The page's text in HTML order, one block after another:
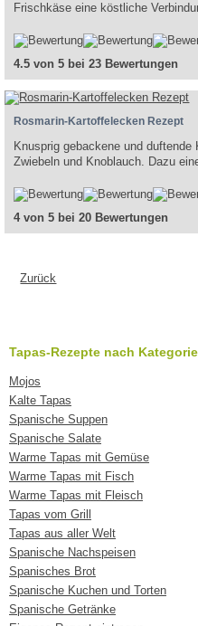
Frischkäse eine köstliche
4.5 von 5 bei 23 Bewertungen
Rosmarin-Kartoffelecken Rezept
Knusprig gebackene und
Zwiebeln und Knoblauch. Dazu
4 von 5 bei 20 Bewertungen
Zurück
Tapas-Rezepte nach
Mojos
Kalte Tapas
Spanische Suppen
Spanische Salate
Warme Tapas mit Gemüse
Warme Tapas mit Fisch
Warme Tapas mit Fleisch
Tapas vom Grill
Tapas aus aller Welt
Spanische Nachspeisen
Spanisches Brot
Spanische Kuchen und Torten
Spanische Getränke